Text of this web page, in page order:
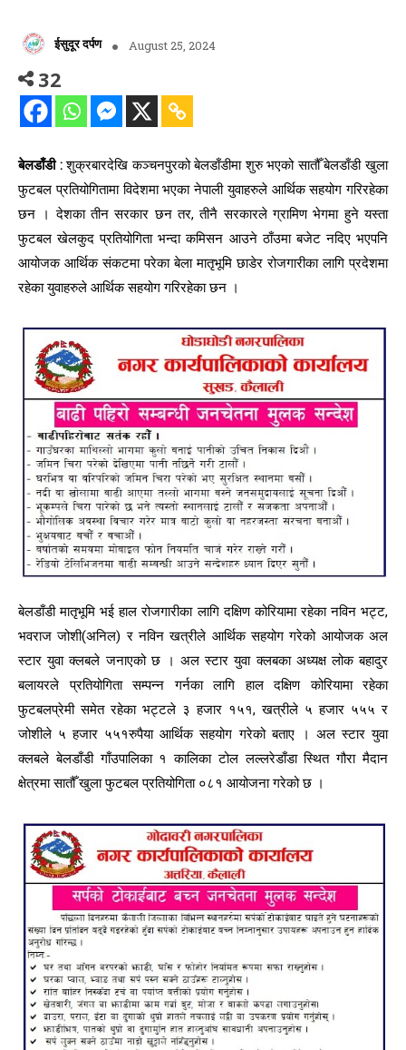
ईसुदूर दर्पण August 25, 2024
32
बेलडाँडी :शुक्रबारदेखि कञ्चनपुरको बेलडाँडीमा शुरु भएको सातौँ बेलडाँडी खुला
फुटबल प्रतियोगितामा विदेशमा भएका नेपाली युवाहरुले आर्थिक सहयोग गरिरहेका
छन । देशका तीन सरकार छन तर, तीनै सरकारले ग्रामिण भेगमा हुने यस्ता
फुटबल खेलकुद प्रतियोगिता भन्दा कमिसन आउने ठाँउमा बजेट नदिए भएपनि
आयोजक आर्थिक संकटमा परेका बेला मातृभूमि छाडेर रोजगारीका लागि प्रदेशमा
रहेका युवाहरुले आर्थिक सहयोग गरिरहेका छन ।
बेलडाँडी मातृभूमि भई हाल रोजगारीका लागि दक्षिण कोरियामा रहेका नविन भट्ट,
भवराज जोशी(अनिल) र नविन खत्रीले आर्थिक सहयोग गरेको आयोजक अल
स्टार युवा क्लबले जनाएको छ । अल स्टार युवा क्लबका अध्यक्ष लोक बहादुर
बलायरले प्रतियोगिता सम्पन्न गर्नका लागि हाल दक्षिण कोरियामा रहेका
फुटबलप्रेमी समेत रहेका भट्टले ३ हजार १५१, खत्रीले ५ हजार ५५५ र
जोशीले ५ हजार ५५१रुपैया आर्थिक सहयोग गरेको बताए । अल स्टार युवा
क्लबले बेलडाँडी गाँउपालिका १ कालिका टोल लल्लरेडाँडा स्थित गौरा मैदान
क्षेत्रमा सातौँ खुला फुटबल प्रतियोगिता ०८१ आयोजना गरेको छ ।